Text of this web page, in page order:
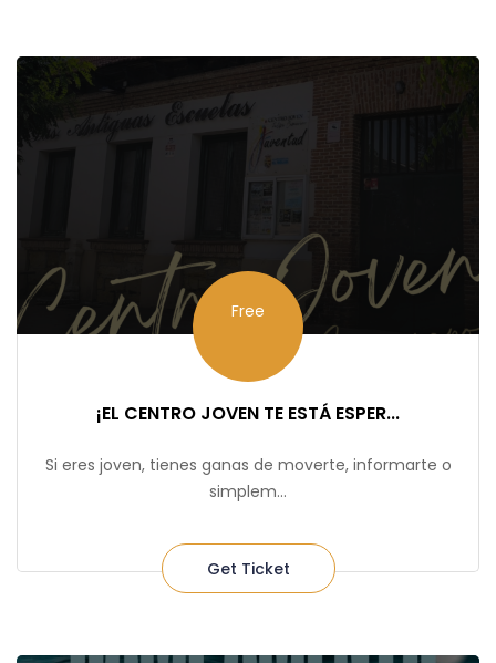
Free
¡EL CENTRO JOVEN TE ESTÁ ESPER...
Si eres joven, tienes ganas de moverte, informarte o
simplem...
Get Ticket